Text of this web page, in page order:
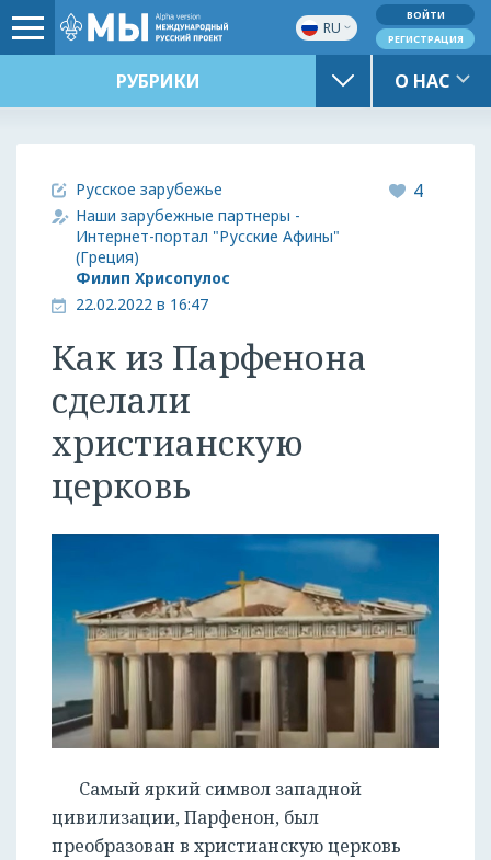
RU
ВОЙТИ
РЕГИСТРАЦИЯ
РУБРИКИ О НАС
Русское зарубежье
Наши зарубежные партнеры -
Интернет-портал "Русские Афины"
(Греция)
Филип Хрисопулос
22.02.2022 в 16:47
4
Как из Парфенона
сделали
христианскую
церковь
Самый яркий символ западной
цивилизации, Парфенон, был
преобразован в христианскую церковь